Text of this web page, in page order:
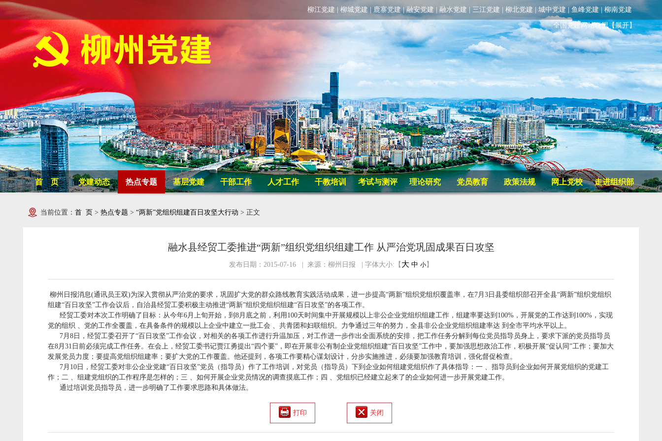
柳江党建 柳城党建 鹿寨党建 | 融安党建 融水党建 三江党建 柳北党建 城中党建 | 鱼峰党建 | 柳南党建
全国党建网站联盟【展开】
首 页 党建动态 热点专题 基层党建 干部工作 人才工作 干教培训 考试与测评 理论研究 党员教育 政策法规 网上党校 走进组织部
当前位置： 首 页 > 热点专题 > “两新”党组织组建百日攻坚大行动 > 正文
融水县经贸工委推进“两新”组织党组织组建工作 从严治党巩固成果百日攻坚
发布日期：2015-07-16 | 来源：柳州日报 | 字体大小:【 大 中 小 】
柳州日报消息(通讯员王双)为深入贯彻从严治党的要求，巩固扩大党的群众路线教育实践活动成果，进一步提高“两新”组织党组织覆盖率，在7月3日县委组织部召开全县“两新”组织党组织
组建“百日攻坚”工作会议后，自治县经贸工委积极主动推进“两新”组织党组织组建“百日攻坚”的各项工作。
经贸工委对本次工作明确了目标：从今年6月上旬开始，到8月底之前，利用100天时间集中开展规模以上非公企业党组织组建工作，组建率要达到100%，开展党的工作达到100%，实现
党的组织 、党的工作全覆盖，在具备条件的规模以上企业中建立一批工会 、共青团和妇联组织。力争通过三年的努力，全县非公企业党组织组建率达 到全市平均水平以上。
7月8日，经贸工委召开了“百日攻坚”工作会议，对相关的各项工作进行升温加压，对工作进一步作出全面系统的安排，把工作任务分解到每位党员指导员身上，要求下派的党员指导员
在8月31日前必须完成工作任务。在会上，经贸工委书记贾江勇提出“四个要”，即在开展非公有制企业党组织组建“百日攻坚”工作中，要加强思想政治工作，积极开展“促认同”工作；要加大
发展党员力度；要提高党组织组建率；要扩大党的工作覆盖。他还提到，各项工作要精心谋划设计，分步实施推进，必须要加强教育培训，强化督促检查。
7月10日，经贸工委对非公企业党建“百日攻坚”党员（指导员）作了工作培训，对党员（指导员）下到企业如何组建党组织作了具体指导：一 、指导员到企业如何开展党组织的党建工
作；二 、组建党组织的工作程序是怎样的；三 、如何开展企业党员情况的调查摸底工作；四 、党组织已经建立起来了的企业如何进一步开展党建工作。
通过培训党员指导员，进一步明确了工作要求思路和具体做法。
打印 关闭